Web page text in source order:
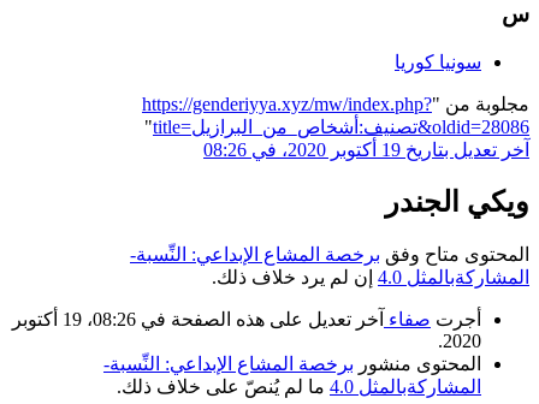
س
سونيا كوريا
مجلوبة من "https://genderiyya.xyz/mw/index.php?
title=تصنيف:أشخاص_من_البرازيل&oldid=28086
"
آخر تعديل بتاريخ 19 أكتوبر 2020، في 08:26
ويكي الجندر
المحتوى متاح وفق برخصة المشاع الإبداعي: النِّسبة-
المشاركةبالمثل 4.0
إن لم يرد خلاف ذلك.
أجرت صفاء
آخر تعديل على هذه الصفحة في 08:26، 19 أكتوبر
2020.
المحتوى منشور برخصة المشاع الإبداعي: النِّسبة-
المشاركةبالمثل 4.0
ما لم يُنصّ على خلاف ذلك.